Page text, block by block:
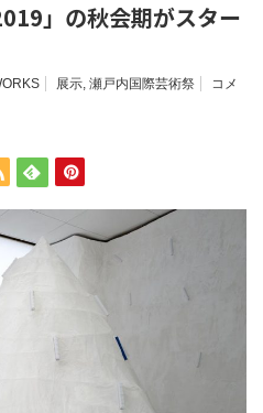
」の秋会期がスター
展示, 瀬戸内国際芸術祭
コメ